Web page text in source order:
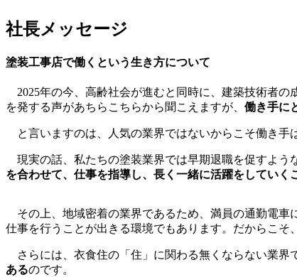
社長メッセージ
塗装工事店で働くという生き方について
2025年の今、高齢社会が進むと同時に、建築技術者
を発する声があちらこちらから聞こえますが、 働き手に
と言いますのは、人気の業界ではないからこそ働き手
現実の話、私たちの塗装業界では早期退職を促すよう
を合わせて、仕事を指導し、長く一緒に活躍をしてい
その上、地域密着の業界であるため、満員の通勤電車
仕事を行うことが出きる環境でもあります。だからこそ、
さらには、衣食住の「住」に関わる無くならない業界
あるのです。